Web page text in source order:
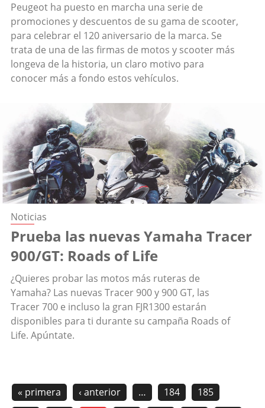
Peugeot ha puesto en marcha una serie de
promociones y descuentos de su gama de scooter,
para celebrar el 120 aniversario de la marca. Se
trata de una de las firmas de motos y scooter más
longeva de la historia, un claro motivo para
conocer más a fondo estos vehículos.
Noticias
Prueba las nuevas Yamaha Tracer
900/GT: Roads of Life
¿Quieres probar las motos más ruteras de
Yamaha? Las nuevas Tracer 900 y 900 GT, las
Tracer 700 e incluso la gran FJR1300 estarán
disponibles para ti durante su campaña Roads of
Life. Apúntate.
« primera ‹ anterior … 184
185